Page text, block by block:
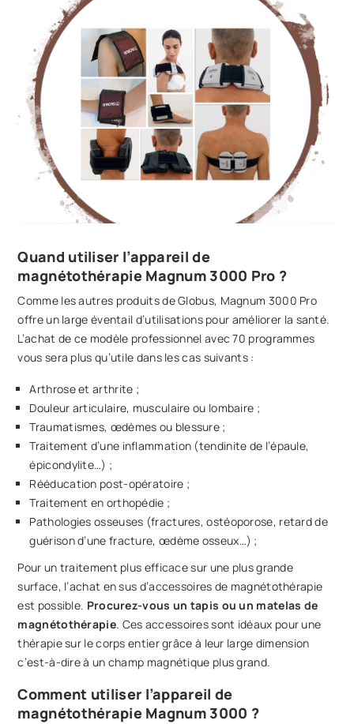
Quand utiliser l’appareil de
magnétothérapie Magnum 3000 Pro ?
Comme les autres produits de Globus, Magnum 3000 Pro
offre un large éventail d’utilisations pour améliorer la santé.
L’achat de ce modèle professionnel avec 70 programmes
vous sera plus qu’utile dans les cas suivants :
Arthrose et arthrite ;
Douleur articulaire, musculaire ou lombaire ;
Traumatismes, œdèmes ou blessure ;
Traitement d’une inflammation (tendinite de l’épaule,
épicondylite…) ;
Rééducation post-opératoire ;
Traitement en orthopédie ;
Pathologies osseuses (fractures, ostéoporose, retard de
guérison d’une fracture, œdème osseux…) ;
Pour un traitement plus efficace sur une plus grande
surface, l’achat en sus d’accessoires de magnétothérapie
est possible. Procurez-vous un tapis ou un matelas de
magnétothérapie. Ces accessoires sont idéaux pour une
thérapie sur le corps entier grâce à leur large dimension
c’est-à-dire à un champ magnétique plus grand.
Comment utiliser l’appareil de
magnétothérapie Magnum 3000 ?